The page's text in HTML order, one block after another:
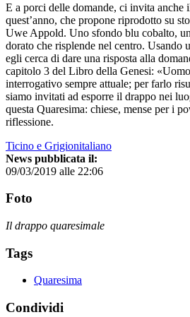
E a porci delle domande, ci invita anche
quest’anno, che propone riprodotto su
Uwe Appold. Uno sfondo blu cobalto,
dorato che risplende nel centro. Usando
egli cerca di dare una risposta alla
capitolo 3 del Libro della Genesi:
interrogativo sempre attuale; per farlo
siamo invitati ad esporre il drappo nei
questa Quaresima: chiese, mense per i
riflessione.
Ticino e Grigionitaliano
News pubblicata il:
09/03/2019 alle 22:06
Foto
Il drappo quaresimale
Tags
Quaresima
Condividi